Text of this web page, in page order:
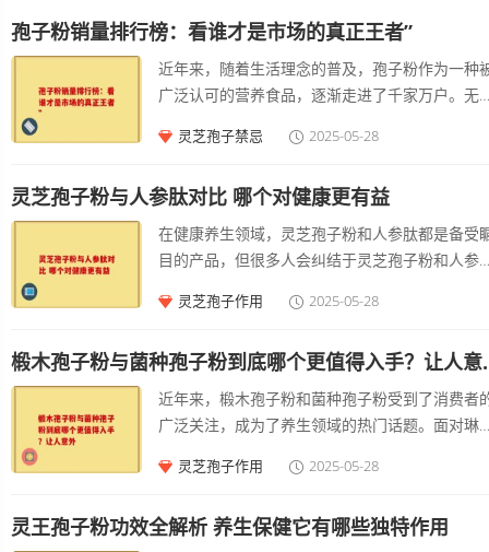
生活习惯以及具体需求来调整。
多种营养成分，如灵芝多糖、三萜类化合物、氨
酸、蛋白质等。这些成分在成人的养生保健方面
着诸多积极作用，例如灵芝多糖被认为具有调节
物可能对身体的、等方面有帮助。 但是对于儿童
段，其生理机能尚未完全成熟。目前并没有足够
的、积极的影响。儿童的系统也在不断地自然发
完善过程中，通过均衡的饮食，如摄入足够的蛋
质、维生素、矿物质等，就能够满足其正常的需
孢子粉销量排行榜：看谁才是市场的真正王者”
近年来，随着生活理念的普及，孢子粉作为一种
广泛认可的营养食品，逐渐走进了千家万户。无
孢子粉都成为了越来越多人的选择。本文将深入
是真正的市场王者。 孢子粉的市场现状 孢子粉作
为一种新兴的保健食品，其市场需求逐年攀升。
据近期的市场调研报告显示，孢子粉的市场规模
者对产品的关注，还与孢子粉本身丰富的营养成
到越来越多消费者的青睐。
灵芝孢子禁忌 2025-05-28
灵芝孢子粉与人参肽对比 哪个对健康更有益
在健康养生领域，灵芝孢子粉和人参肽都是备受
目的产品，但很多人会纠结于灵芝孢子粉和人参
的健康需求。 一、灵芝孢子粉的独特魅力 灵芝孢
含多种多糖类物质，这些多糖具有调节的作用。
现代生活中，人们面临着各种压力和环境因素的
响，系统容易出现失衡的状况。灵芝孢子粉能够
如，经常、体质虚弱的人群，长期服用灵芝孢子
灵芝孢子作用 2025-05-28
椴木孢子粉
近年来，椴木孢子粉和菌种孢子粉受到了消费者
广泛关注，成为了养生领域的热门话题。面对琳
决：到底选择椴木孢子粉还是菌种孢子粉？我们
智的选择。 椴木孢子粉的独特优势 椴木孢子粉，
灵芝孢子作用 2025-05-28
灵王孢子粉功效全解析 养生保健它有哪些独特作用